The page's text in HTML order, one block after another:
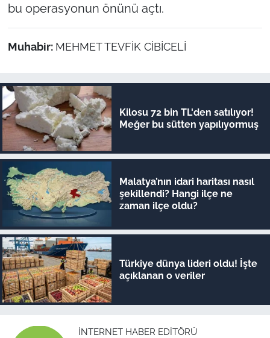
bu operasyonun önünü açtı.
Muhabir: MEHMET TEVFİK CİBİCELİ
Kilosu 72 bin TL'den satılıyor!
Meğer bu sütten yapılıyormuş
Malatya’nın idari haritası nasıl
şekillendi? Hangi ilçe ne
zaman ilçe oldu?
Türkiye dünya lideri oldu! İşte
açıklanan o veriler
İNTERNET HABER EDITÖRÜ